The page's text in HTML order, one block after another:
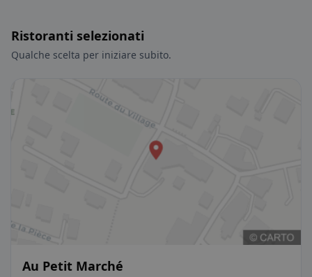
Ristoranti selezionati
Qualche scelta per iniziare subito.
Au Petit Marché